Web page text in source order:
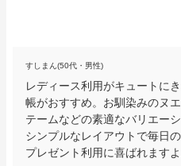
すしまん(50代・男性)
レディース利用がキュートに
帳がおすすめ。お馴染みのヌ
テームなどの素適なバリエー
シンプルなレイアウトで毎日
プレゼント利用に喜ばれますよ